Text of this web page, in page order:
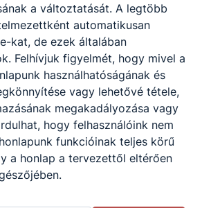
a változtatását. A legtöbb
automatikusan
kat, de ezek általában
Felhívjuk figyelmét, hogy mivel a
használhatóságának és
vagy lehetővé tétele,
megakadályozása vagy
hogy felhasználóink nem
funkcióinak teljes körű
a honlap a tervezettől eltérően